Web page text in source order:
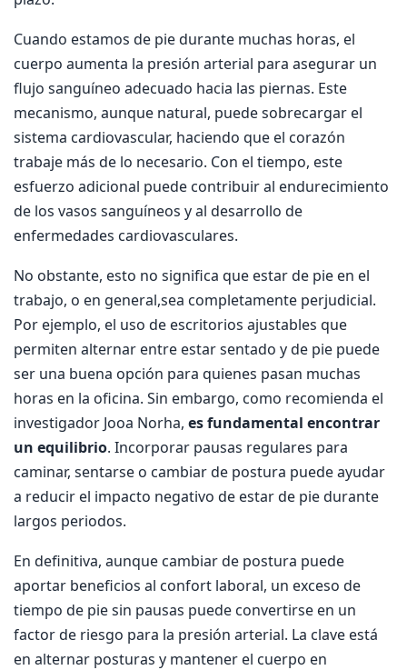
Cuando estamos de pie durante muchas horas, el
cuerpo aumenta la presión arterial para asegurar un
flujo sanguíneo adecuado hacia las piernas. Este
mecanismo, aunque natural, puede sobrecargar el
sistema cardiovascular, haciendo que el corazón
trabaje más de lo necesario. Con el tiempo, este
esfuerzo adicional puede contribuir al endurecimiento
de los vasos sanguíneos y al desarrollo de
enfermedades cardiovasculares.
No obstante, esto no significa que estar de pie en el
trabajo, o en general,sea completamente perjudicial.
Por ejemplo, el uso de escritorios ajustables que
permiten alternar entre estar sentado y de pie puede
ser una buena opción para quienes pasan muchas
horas en la oficina. Sin embargo, como recomienda el
investigador Jooa Norha, es fundamental encontrar
un equilibrio. Incorporar pausas regulares para
caminar, sentarse o cambiar de postura puede ayudar
a reducir el impacto negativo de estar de pie durante
largos periodos.
En definitiva, aunque cambiar de postura puede
aportar beneficios al confort laboral, un exceso de
tiempo de pie sin pausas puede convertirse en un
factor de riesgo para la presión arterial. La clave está
en alternar posturas y mantener el cuerpo en